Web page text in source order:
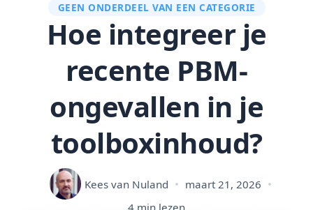
GEEN ONDERDEEL VAN EEN CATEGORIE
Hoe integreer je
recente PBM-
ongevallen in je
toolboxinhoud?
Kees van Nuland
maart 21, 2026
4 min lezen